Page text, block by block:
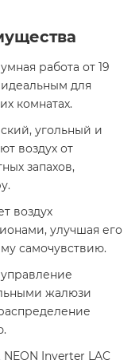
работа от 19
для
комнатах.
угольный и
воздух от
запахов,
воздух
улучшая его
самочувствию.
жалюзи
Inverter LAC